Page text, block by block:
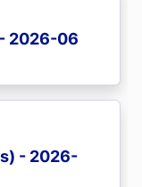
2026-06
- 2026-